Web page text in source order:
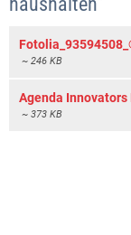
~ 246 KB
Agenda
~ 373 KB